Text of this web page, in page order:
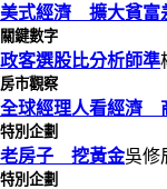
美式經濟 擴大貧富
關鍵數字
政客選股比分析師準
房市觀察
全球經理人看經濟
特別企劃
老房子 挖黃金吳修
特別企劃